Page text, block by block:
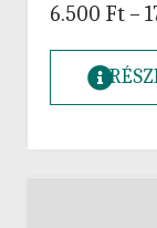
6.500 Ft –